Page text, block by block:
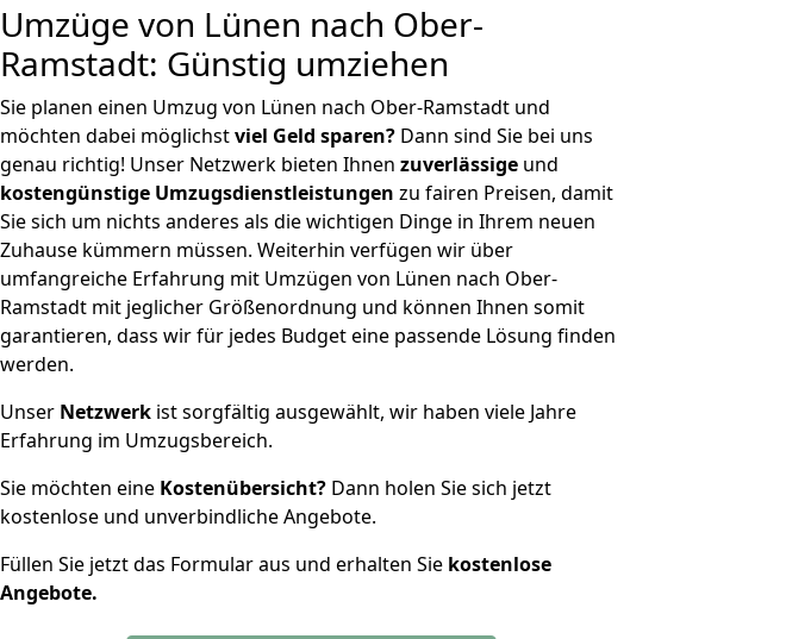
Umzüge von Lünen nach Ober-
Ramstadt: Günstig umziehen
Sie planen einen Umzug von Lünen nach Ober-Ramstadt und
möchten dabei möglichstviel Geld sparen? Dann sind Sie bei uns
genau richtig! Unser Netzwerk bieten Ihnen zuverlässige und
kostengünstige Umzugsdienstleistungen zu fairen Preisen, damit
Sie sich um nichts anderes als die wichtigen Dinge in Ihrem neuen
Zuhause kümmern müssen. Weiterhin verfügen wir über
umfangreiche Erfahrung mit Umzügen von Lünen nach Ober-
Ramstadt mit jeglicher Größenordnung und können Ihnen somit
garantieren, dass wir für jedes Budget eine passende Lösung finden
werden.
Unser Netzwerk ist sorgfältig ausgewählt, wir haben viele Jahre
Erfahrung im Umzugsbereich.
Sie möchten eine Kostenübersicht? Dann holen Sie sich jetzt
kostenlose und unverbindliche Angebote.
Füllen Sie jetzt das Formular aus und erhalten Sie kostenlose
Angebote.